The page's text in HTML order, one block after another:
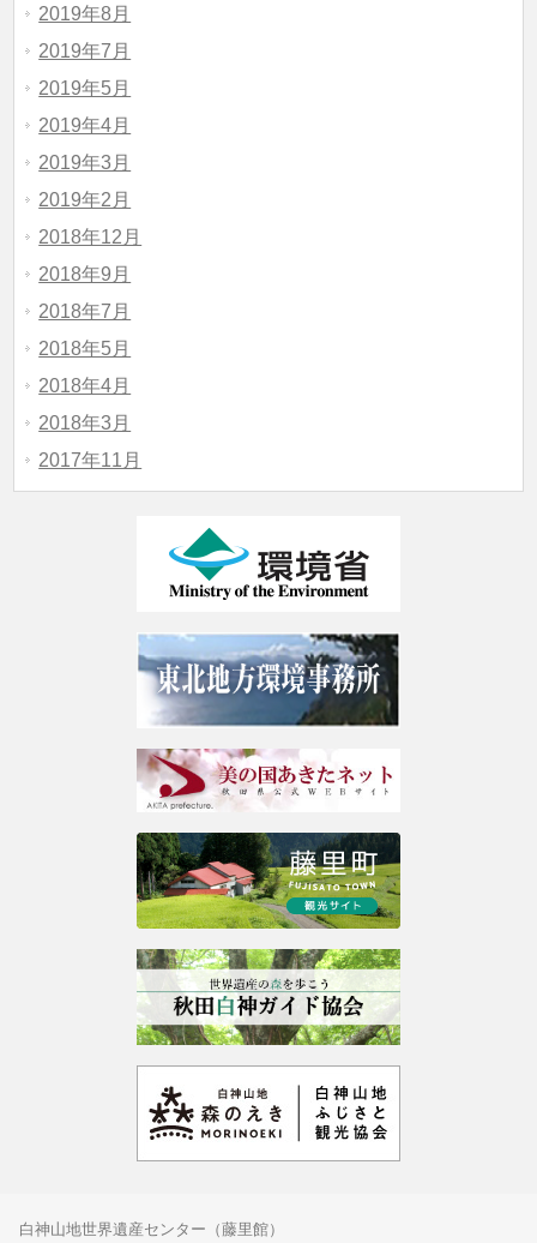
2019年8月
2019年7月
2019年5月
2019年4月
2019年3月
2019年2月
2018年12月
2018年9月
2018年7月
2018年5月
2018年4月
2018年3月
2017年11月
白神山地世界遺産センター（藤里館）